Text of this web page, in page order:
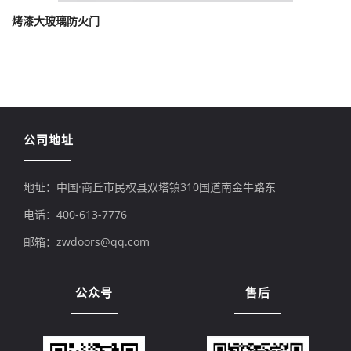
烤漆大玻璃防火门
公司地址
地址：中国·商丘市民权县双塔镇310国道南金牛路东
电话：400-613-7776
邮箱：zwdoors@qq.com
公众号 售后